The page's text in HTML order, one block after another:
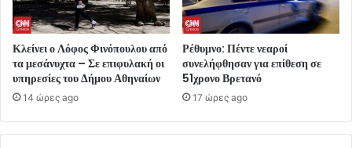
Κλείνει ο Λόφος Φινόπουλου από
τα μεσάνυχτα – Σε επιφυλακή οι
υπηρεσίες του Δήμου Αθηναίων
14 ώρες ago
Ρέθυμνο: Πέντε νεαροί
συνελήφθησαν για επίθεση σε
51χρονο Βρετανό
17 ώρες ago